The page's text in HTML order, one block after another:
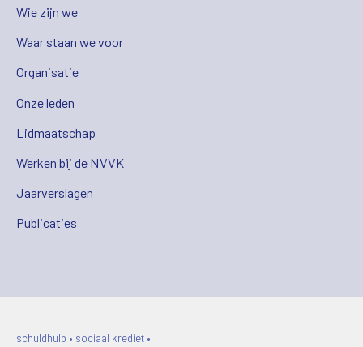
Wie zijn we
Waar staan we voor
Organisatie
Onze leden
Lidmaatschap
Werken bij de NVVK
Jaarverslagen
Publicaties
schuldhulp • sociaal krediet •